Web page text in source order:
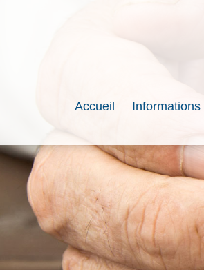
Accueil Informations